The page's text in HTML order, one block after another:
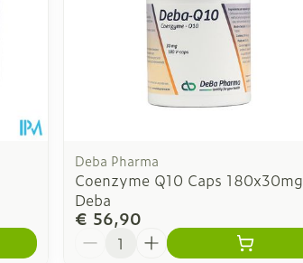
Deba Pharma
Coenzyme Q10 Caps 180x30mg
Deba
€ 56,90
Aantal